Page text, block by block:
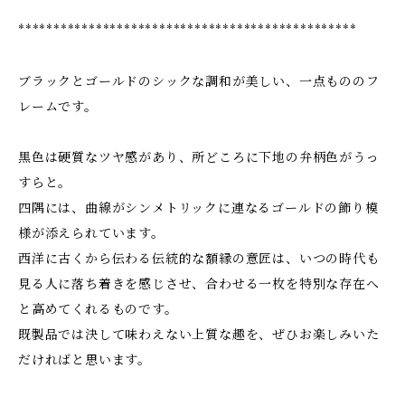
************************************************
ブラックとゴールドのシックな調和が美しい、一点もののフ
レームです。
黒色は硬質なツヤ感があり、所どころに下地の弁柄色がうっ
すらと。
四隅には、曲線がシンメトリックに連なるゴールドの飾り模
様が添えられています。
西洋に古くから伝わる伝統的な額縁の意匠は、いつの時代も
見る人に落ち着きを感じさせ、合わせる一枚を特別な存在へ
と高めてくれるものです。
既製品では決して味わえない上質な趣を、ぜひお楽しみいた
だければと思います。